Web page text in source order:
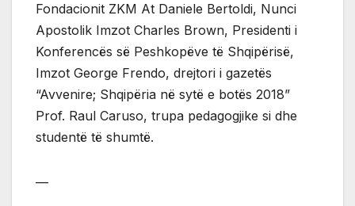
Fondacionit ZKM At Daniele Bertoldi, Nunci
Apostolik Imzot Charles Brown, Presidenti i
Konferencës së Peshkopëve të Shqipërisë,
Imzot George Frendo, drejtori i gazetës
“Avvenire; Shqipëria në sytë e botës 2018”
Prof. Raul Caruso, trupa pedagogjike si dhe
studentë të shumtë.
—